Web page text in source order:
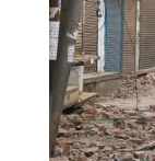
फैक्ट चेक
व्यापार
मौसम
देश